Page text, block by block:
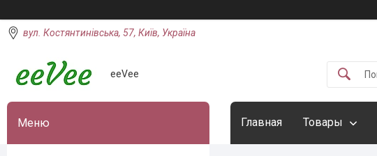
вул. Костянтинівська, 57, Київ, Україна
eeVee
Главная Товары